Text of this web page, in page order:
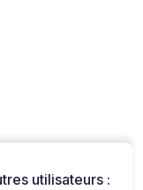
utilisateurs :